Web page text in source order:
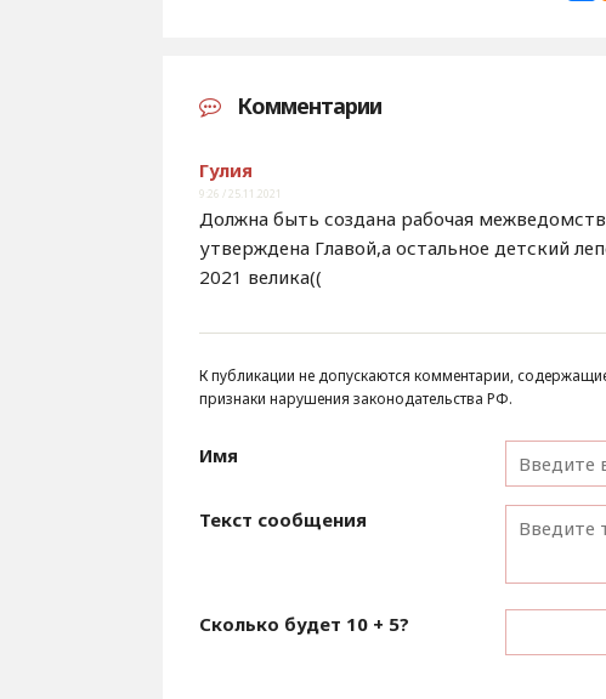
Комментарии
Гулия
9:26 / 25.11.2021
Должна быть создана рабочая
утверждена Главой,а остальное детский
2021 велика((
К публикации не допускаются комментарии,
признаки нарушения законодательства РФ.
Имя
Текст сообщения
Сколько будет 10 + 5?